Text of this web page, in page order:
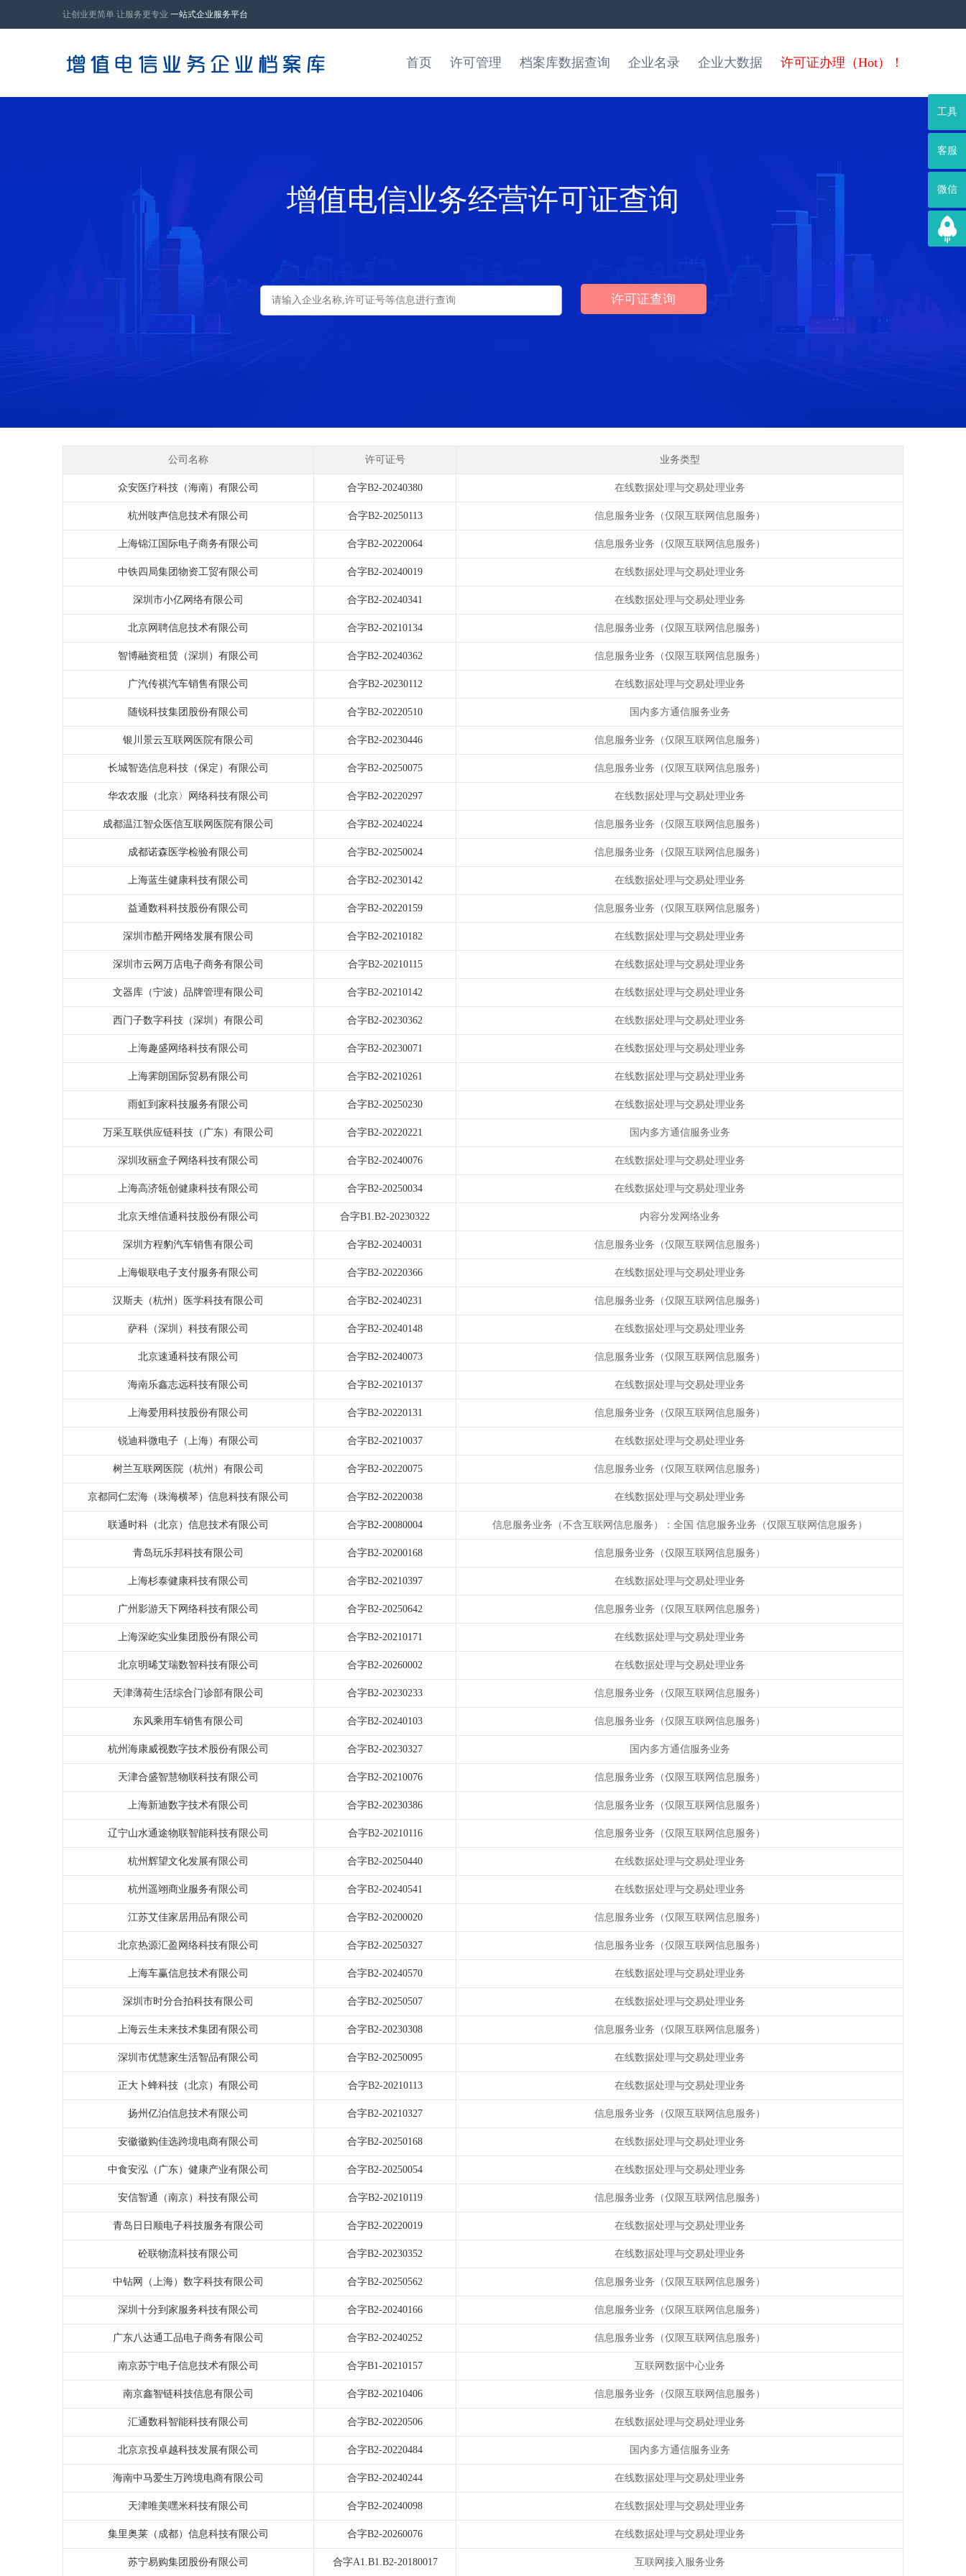
让创业更简单 让服务更专业 一站式企业服务平台
许可证办理（Hot）！
企业大数据
企业名录
档案库数据查询
许可管理
首页
增值电信业务经营许可证查询
公司名称 许可证号 业务类型
众安医疗科技（海南）有限公司 合字B2-20240380 在线数据处理与交易处理业务
杭州吱声信息技术有限公司 合字B2-20250113 信息服务业务（仅限互联网信息服务）
上海锦江国际电子商务有限公司 合字B2-20220064 信息服务业务（仅限互联网信息服务）
中铁四局集团物资工贸有限公司 合字B2-20240019 在线数据处理与交易处理业务
深圳市小亿网络有限公司 合字B2-20240341 在线数据处理与交易处理业务
北京网聘信息技术有限公司 合字B2-20210134 信息服务业务（仅限互联网信息服务）
智博融资租赁（深圳）有限公司 合字B2-20240362 信息服务业务（仅限互联网信息服务）
广汽传祺汽车销售有限公司 合字B2-20230112 在线数据处理与交易处理业务
随锐科技集团股份有限公司 合字B2-20220510 国内多方通信服务业务
银川景云互联网医院有限公司 合字B2-20230446 信息服务业务（仅限互联网信息服务）
长城智选信息科技（保定）有限公司 合字B2-20250075 信息服务业务（仅限互联网信息服务）
华农农服（北京〉网络科技有限公司 合字B2-20220297 在线数据处理与交易处理业务
成都温江智众医信互联网医院有限公司 合字B2-20240224 信息服务业务（仅限互联网信息服务）
成都诺森医学检验有限公司 合字B2-20250024 信息服务业务（仅限互联网信息服务）
上海蓝生健康科技有限公司 合字B2-20230142 在线数据处理与交易处理业务
益通数科科技股份有限公司 合字B2-20220159 信息服务业务（仅限互联网信息服务）
深圳市酷开网络发展有限公司 合字B2-20210182 在线数据处理与交易处理业务
深圳市云网万店电子商务有限公司 合字B2-20210115 在线数据处理与交易处理业务
文器库（宁波）品牌管理有限公司 合字B2-20210142 在线数据处理与交易处理业务
西门子数字科技（深圳）有限公司 合字B2-20230362 在线数据处理与交易处理业务
上海趣盛网络科技有限公司 合字B2-20230071 在线数据处理与交易处理业务
上海霁朗国际贸易有限公司 合字B2-20210261 在线数据处理与交易处理业务
雨虹到家科技服务有限公司 合字B2-20250230 在线数据处理与交易处理业务
万采互联供应链科技（广东）有限公司 合字B2-20220221 国内多方通信服务业务
深圳玫丽盒子网络科技有限公司 合字B2-20240076 在线数据处理与交易处理业务
上海高济瓴创健康科技有限公司 合字B2-20250034 在线数据处理与交易处理业务
北京天维信通科技股份有限公司 合字B1.B2-20230322 内容分发网络业务
深圳方程豹汽车销售有限公司 合字B2-20240031 信息服务业务（仅限互联网信息服务）
上海银联电子支付服务有限公司 合字B2-20220366 在线数据处理与交易处理业务
汉斯夫（杭州）医学科技有限公司 合字B2-20240231 信息服务业务（仅限互联网信息服务）
萨科（深圳）科技有限公司 合字B2-20240148 在线数据处理与交易处理业务
北京速通科技有限公司 合字B2-20240073 信息服务业务（仅限互联网信息服务）
海南乐鑫志远科技有限公司 合字B2-20210137 在线数据处理与交易处理业务
上海爱用科技股份有限公司 合字B2-20220131 信息服务业务（仅限互联网信息服务）
锐迪科微电子（上海）有限公司 合字B2-20210037 在线数据处理与交易处理业务
树兰互联网医院（杭州）有限公司 合字B2-20220075 信息服务业务（仅限互联网信息服务）
京都同仁宏海（珠海横琴）信息科技有限公司 合字B2-20220038 在线数据处理与交易处理业务
联通时科（北京）信息技术有限公司 合字B2-20080004 信息服务业务（不含互联网信息服务）：全国 信息服务业务（仅限互联网信息服务）
青岛玩乐邦科技有限公司 合字B2-20200168 信息服务业务（仅限互联网信息服务）
上海杉泰健康科技有限公司 合字B2-20210397 在线数据处理与交易处理业务
广州影游天下网络科技有限公司 合字B2-20250642 信息服务业务（仅限互联网信息服务）
上海深屹实业集团股份有限公司 合字B2-20210171 在线数据处理与交易处理业务
北京明晞艾瑞数智科技有限公司 合字B2-20260002 在线数据处理与交易处理业务
天津薄荷生活综合门诊部有限公司 合字B2-20230233 信息服务业务（仅限互联网信息服务）
东风乘用车销售有限公司 合字B2-20240103 信息服务业务（仅限互联网信息服务）
杭州海康威视数字技术股份有限公司 合字B2-20230327 国内多方通信服务业务
天津合盛智慧物联科技有限公司 合字B2-20210076 信息服务业务（仅限互联网信息服务）
上海新迪数字技术有限公司 合字B2-20230386 信息服务业务（仅限互联网信息服务）
辽宁山水通途物联智能科技有限公司 合字B2-20210116 信息服务业务（仅限互联网信息服务）
杭州辉望文化发展有限公司 合字B2-20250440 在线数据处理与交易处理业务
杭州遥翊商业服务有限公司 合字B2-20240541 在线数据处理与交易处理业务
江苏艾佳家居用品有限公司 合字B2-20200020 信息服务业务（仅限互联网信息服务）
北京热源汇盈网络科技有限公司 合字B2-20250327 信息服务业务（仅限互联网信息服务）
上海车赢信息技术有限公司 合字B2-20240570 在线数据处理与交易处理业务
深圳市时分合拍科技有限公司 合字B2-20250507 在线数据处理与交易处理业务
上海云生未来技术集团有限公司 合字B2-20230308 信息服务业务（仅限互联网信息服务）
深圳市优慧家生活智品有限公司 合字B2-20250095 在线数据处理与交易处理业务
正大卜蜂科技（北京）有限公司 合字B2-20210113 在线数据处理与交易处理业务
扬州亿泊信息技术有限公司 合字B2-20210327 信息服务业务（仅限互联网信息服务）
安徽徽购佳选跨境电商有限公司 合字B2-20250168 在线数据处理与交易处理业务
中食安泓（广东）健康产业有限公司 合字B2-20250054 在线数据处理与交易处理业务
安信智通（南京）科技有限公司 合字B2-20210119 信息服务业务（仅限互联网信息服务）
青岛日日顺电子科技服务有限公司 合字B2-20220019 在线数据处理与交易处理业务
砼联物流科技有限公司 合字B2-20230352 在线数据处理与交易处理业务
中钻网（上海）数字科技有限公司 合字B2-20250562 信息服务业务（仅限互联网信息服务）
深圳十分到家服务科技有限公司 合字B2-20240166 信息服务业务（仅限互联网信息服务）
广东八达通工品电子商务有限公司 合字B2-20240252 信息服务业务（仅限互联网信息服务）
南京苏宁电子信息技术有限公司 合字B1-20210157 互联网数据中心业务
南京鑫智链科技信息有限公司 合字B2-20210406 信息服务业务（仅限互联网信息服务）
汇通数科智能科技有限公司 合字B2-20220506 在线数据处理与交易处理业务
北京京投卓越科技发展有限公司 合字B2-20220484 国内多方通信服务业务
海南中马爱生万跨境电商有限公司 合字B2-20240244 在线数据处理与交易处理业务
天津唯美嘿米科技有限公司 合字B2-20240098 在线数据处理与交易处理业务
集里奥莱（成都）信息科技有限公司 合字B2-20260076 在线数据处理与交易处理业务
苏宁易购集团股份有限公司 合字A1.B1.B2-20180017 互联网接入服务业务
工具
客服
微信